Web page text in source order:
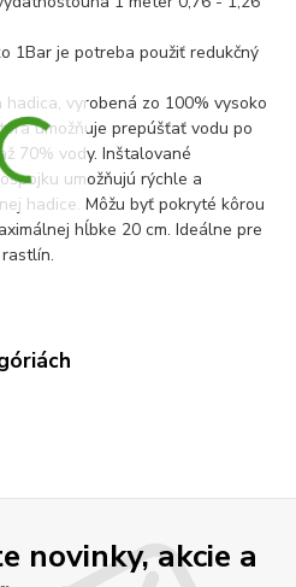
1Bar je potreba použiť redukčný
vyrobená zo 100% vysoko
umožňuje prepúšťať vodu po
70% vody. Inštalované
umožňujú rýchle a
hadice. Môžu byť pokryté kôrou
hĺbke 20 cm. Ideálne pre
novinky, akcie a